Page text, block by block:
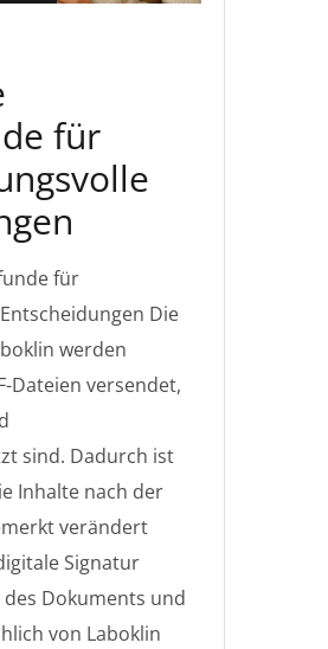
für
für
Die
werden
Dateien versendet,
sind. Dadurch ist
Inhalte nach der
verändert
Signatur
Dokuments und
von Laboklin